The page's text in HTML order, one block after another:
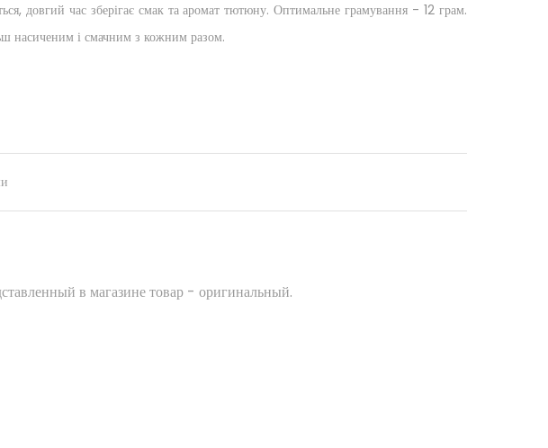
довгий час зберігає смак та аромат тютюну. Оптимальне грамування - 12 грам.
насиченим і смачним з кожним разом.
в магазине товар - оригинальный.